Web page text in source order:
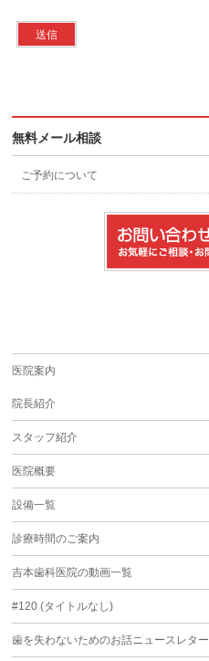
無料メール相談
ご予約について
医院案内
院長紹介
スタッフ紹介
医院概要
設備一覧
診療時間のご案内
吉本歯科医院の動画一覧
#120 (タイトルなし)
歯を失わないためのお話ニュースレター